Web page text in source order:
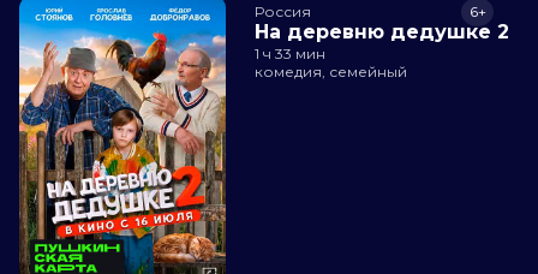
Россия
На деревню дедушке 2
6+
1 ч 33 мин
комедия, семейный